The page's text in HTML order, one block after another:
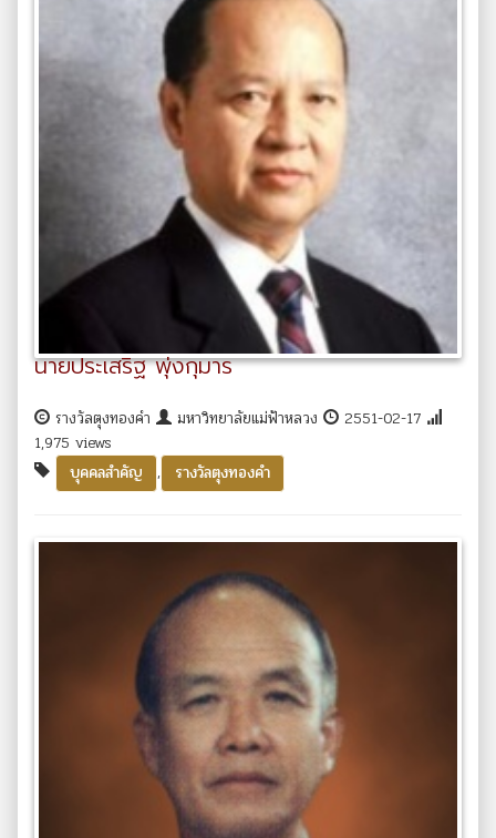
นายประเสริฐ พุ่งกุมาร
รางวัลตุงทองคำ มหาวิทยาลัยแม่ฟ้าหลวง
2551-02-17
1,975 views
บุคคลสำคัญ
, รางวัลตุงทองคำ